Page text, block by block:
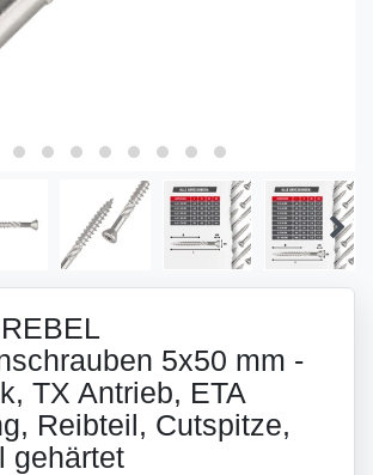
5x50 mm -
TX Antrieb, ETA
Reibteil, Cutspitze,
gehärtet